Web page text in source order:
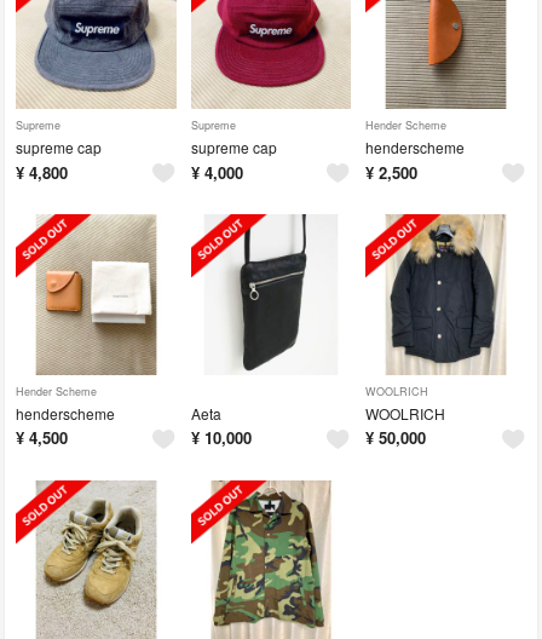
Supreme
supreme cap
¥ 4,800
Supreme
supreme cap
¥ 4,000
Hender Scheme
henderscheme
¥ 2,500
Hender Scheme
henderscheme
¥ 4,500
Aeta
¥ 10,000
WOOLRICH
WOOLRICH
¥ 50,000